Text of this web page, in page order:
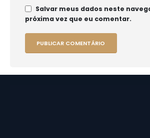
Salvar meus dados neste
próxima vez que eu comentar.